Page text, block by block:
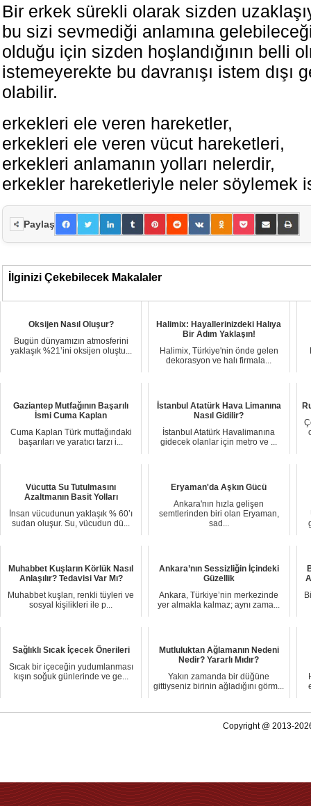
Bir erkek sürekli olarak sizden
bu sizi sevmediği anlamına
olduğu için sizden hoşlandığının belli
istemeyerekte bu davranışı istem dışı
olabilir.
erkekleri ele veren hareketler,
erkekleri ele veren vücut hareketleri,
erkekleri anlamanın yolları nelerdir,
erkekler hareketleriyle neler söylemek
Paylaş
İlginizi Çekebilecek Makalaler
Oksijen Nasıl Oluşur?
Bugün dünyamızın atmosferini
yaklaşık %21’ini oksijen oluştu...
Halimix: Hayallerinizdeki Halıya
Bir Adım Yaklaşın!
Halimix, Türkiye'nin önde gelen
dekorasyon ve halı firmala...
Gaziantep Mutfağının Başarılı
İsmi Cuma Kaplan
Cuma Kaplan Türk mutfağındaki
başarıları ve yaratıcı tarzı i...
İstanbul Atatürk Hava Limanına
Nasıl Gidilir?
İstanbul Atatürk Havalimanına
gidecek olanlar için metro ve ...
Vücutta Su Tutulmasını
Azaltmanın Basit Yolları
İnsan vücudunun yaklaşık % 60’ı
sudan oluşur. Su, vücudun dü...
Eryaman'da Aşkın Gücü
Ankara'nın hızla gelişen
semtlerinden biri olan Eryaman,
sad...
Muhabbet Kuşların Körlük Nasıl
Anlaşılır? Tedavisi Var Mı?
Muhabbet kuşları, renkli tüyleri ve
sosyal kişilikleri ile p...
Ankara’nın Sessizliğin İçindeki
Güzellik
Ankara, Türkiye’nin merkezinde
yer almakla kalmaz; aynı zama...
Sağlıklı Sıcak İçecek Önerileri
Sıcak bir içeceğin yudumlanması
kışın soğuk günlerinde ve ge...
Mutluluktan Ağlamanın Nedeni
Nedir? Yararlı Mıdır?
Yakın zamanda bir düğüne
gittiyseniz birinin ağladığını görm...
Copyright @ 2013-